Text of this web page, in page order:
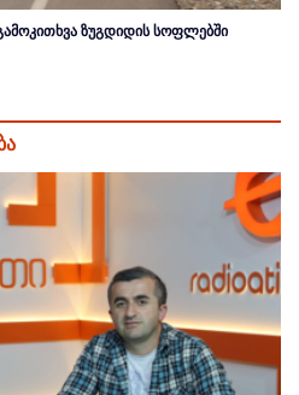
ზუგდიდის სოფლებში